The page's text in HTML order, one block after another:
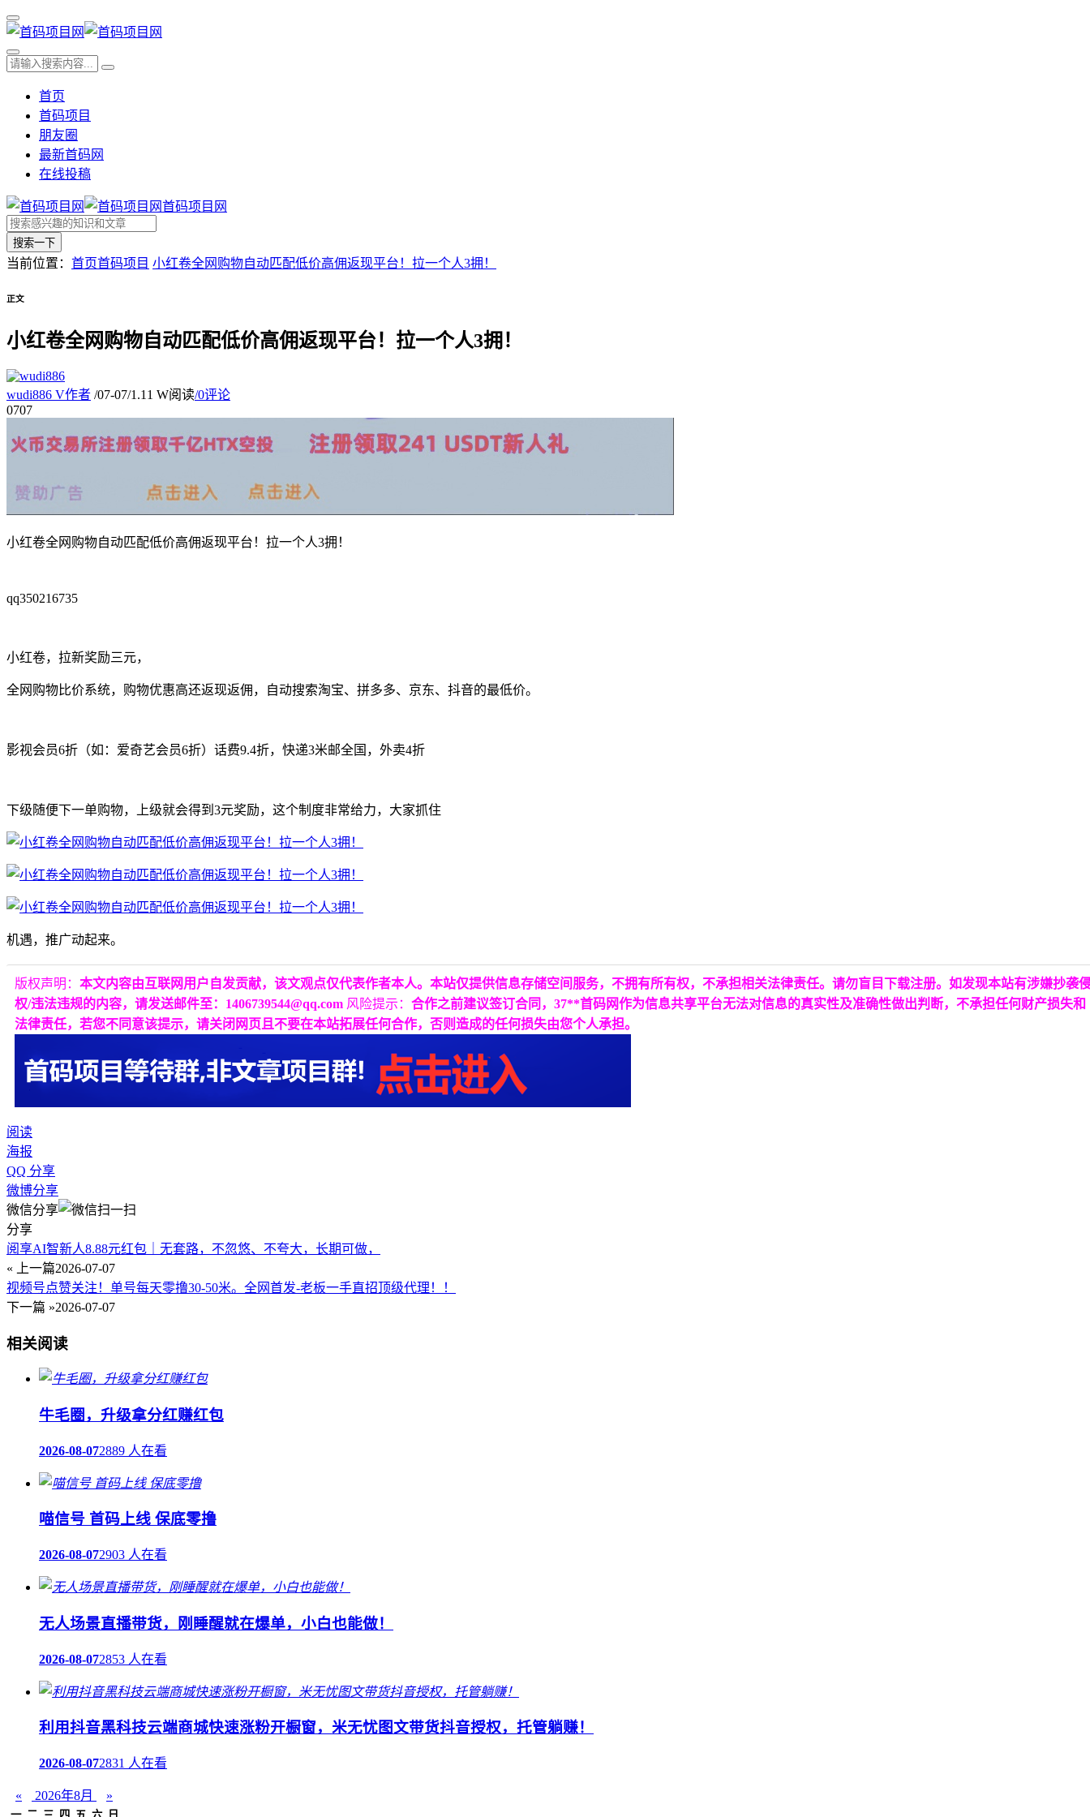
首页
首码项目
朋友圈
最新首码网
在线投稿
首码项目网
搜索一下
当前位置： 首页首码项目 小红卷全网购物自动匹配低价高佣返现平台！拉一个人3拥！
正文
小红卷全网购物自动匹配低价高佣返现平台！拉一个人3拥！
wudi886 V作者 /07-07/1.11 W阅读/0评论
0707
小红卷全网购物自动匹配低价高佣返现平台！拉一个人3拥！
qq350216735
小红卷，拉新奖励三元，
全网购物比价系统，购物优惠高还返现返佣，自动搜索淘宝、拼多多、京东、抖音的最低价。
影视会员6折（如：爱奇艺会员6折）话费9.4折，快递3米邮全国，外卖4折
下级随便下一单购物，上级就会得到3元奖励，这个制度非常给力，大家抓住
机遇，推广动起来。
版权声明： 本文内容由互联网用户自发贡献，该文观点仅代表作者本人。本站仅提供信息存储空间服务，不拥有所有权，不承担相关法律责任。请勿盲目下载注册。如发现本站有涉嫌抄袭
权/违法违规的内容，请发送邮件至：1406739544@qq.com 风险提示： 合作之前建议签订合同，37**首码网作为信息共享平台无法对信息的真实性及准确性做出判断，不承担任何财产损失和
法律责任，若您不同意该提示，请关闭网页且不要在本站拓展任何合作，否则造成的任何损失由您个人承担。
阅读
海报
QQ 分享
微博分享
微信分享
分享
阅享AI智新人8.88元红包｜无套路，不忽悠、不夸大，长期可做，
« 上一篇2026-07-07
视频号点赞关注！单号每天零撸30-50米。全网首发-老板一手直招顶级代理！！
下一篇 »2026-07-07
相关阅读
牛毛圈，升级拿分红赚红包
2026-08-072889 人在看
喵信号 首码上线 保底零撸
2026-08-072903 人在看
无人场景直播带货，刚睡醒就在爆单，小白也能做！
2026-08-072853 人在看
利用抖音黑科技云端商城快速涨粉开橱窗，米无忧图文带货抖音授权，托管躺赚！
2026-08-072831 人在看
« 2026年8月 »